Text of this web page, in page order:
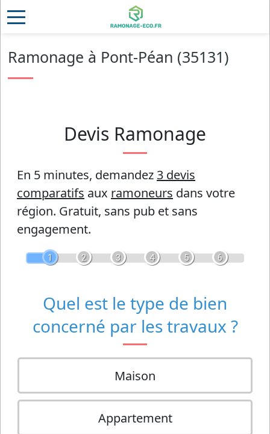
Ramonage à Pont-Péan (35131)
Devis Ramonage
En 5 minutes, demandez 3 devis
comparatifs aux ramoneurs dans votre
région. Gratuit, sans pub et sans
engagement.
1 2 3 4 5 6
Quel est le type de bien
concerné par les travaux ?
Maison
Appartement